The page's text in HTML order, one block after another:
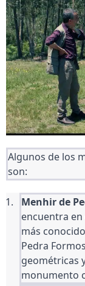
Algunos de los
son:
Menhir de
encuentra en
más
Pedra
geométricas
monumento